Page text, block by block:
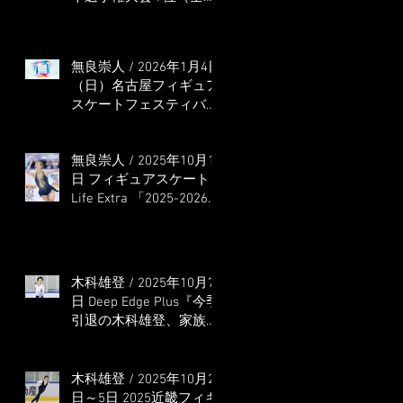
無良崇人 / 2026年1月4日
（日）名古屋フィギュア
スケートフェスティバル
無良崇人 / 2025年10月16
日 フィギュアスケート
Life Extra 「2025-2026
木科雄登 / 2025年10月7
日 Deep Edge Plus『今季
引退の木科雄登、家族や
全日本、絶対見に来
て」』
木科雄登 / 2025年10月2
日～5日 2025近畿フィギ